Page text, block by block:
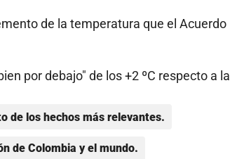
de la temperatura que el Acuerdo
por debajo" de los +2 ºC respecto a la
de los hechos más relevantes.
de Colombia y el mundo.